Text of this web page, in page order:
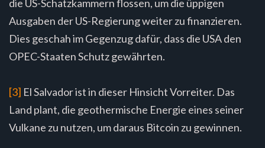
die US-Schatzkammern flossen, um die üppigen
Ausgaben der US-Regierung weiter zu finanzieren.
Dies geschah im Gegenzug dafür, dass die USA den
OPEC-Staaten Schutz gewährten.
[3] El Salvador ist in dieser Hinsicht Vorreiter. Das
Land plant, die geothermische Energie eines seiner
Vulkane zu nutzen, um daraus Bitcoin zu gewinnen.